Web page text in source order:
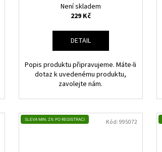
Není skladem
229 Kč
DETAIL
Popis produktu připravujeme. Máte-li
dotaz k uvedenému produktu,
zavolejte nám.
SLEVA MIN. 2% PO REGISTRACI Kód:995072